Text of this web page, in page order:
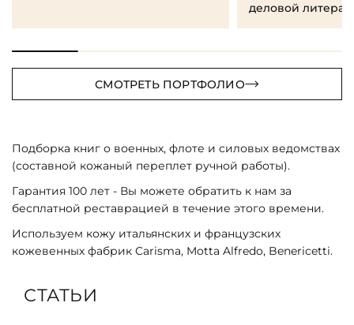
деловой
СМОТРЕТЬ ПОРТФОЛИО
Подборка книг о военных, флоте и силовых ведомствах
(составной кожаный переплет ручной работы).
Гарантия 100 лет - Вы можете обратить к нам за
бесплатной реставрацией в течение этого времени.
Используем кожу итальянских и французских
кожевенных фабрик Carisma, Motta Alfredo, Benericetti.
СТАТЬИ